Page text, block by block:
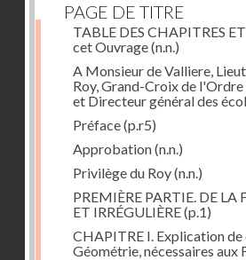
PAGE DE TITRE
TABLE DES CHAPITRES
cet Ouvrage(n.n.)
A Monsieur de Valliere,
Roy, Grand-Croix de
et Directeur général des
Préface(p.r5)
Approbation(n.n.)
Privilège du Roy(n.n.)
PREMIÈRE PARTIE. DE
ET IRRÉGULIÈRE(p.1)
CHAPITRE I. Explication de
Géométrie, nécessaires